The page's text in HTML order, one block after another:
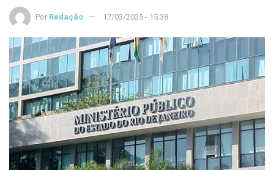
Por Redação 17/03/2025 - 15:38